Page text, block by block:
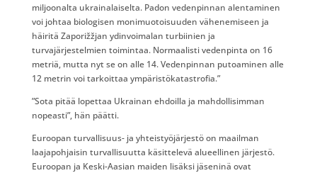
miljoonalta ukrainalaiselta. Padon vedenpinnan alentaminen
voi johtaa biologisen monimuotoisuuden vähenemiseen ja
häiritä Zaporižžjan ydinvoimalan turbiinien ja
turvajärjestelmien toimintaa. Normaalisti vedenpinta on 16
metriä, mutta nyt se on alle 14. Vedenpinnan putoaminen alle
12 metrin voi tarkoittaa ympäristökatastrofia.”
”Sota pitää lopettaa Ukrainan ehdoilla ja mahdollisimman
nopeasti”, hän päätti.
Euroopan turvallisuus- ja yhteistyöjärjestö on maailman
laajapohjaisin turvallisuutta käsittelevä alueellinen järjestö.
Euroopan ja Keski-Aasian maiden lisäksi jäseninä ovat